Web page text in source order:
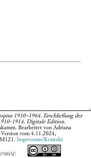
1910–1964. Erschließung der
1914. Digitale Edition.
Bearbeitet von Adriana
vom 4.11.2024,
Impressum/Kontakt